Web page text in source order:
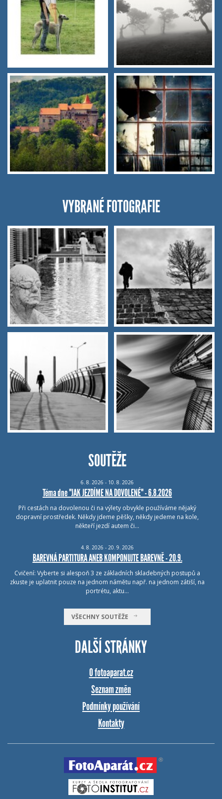
VYBRANÉ FOTOGRAFIE
SOUTĚŽE
6. 8. 2026 - 10. 8. 2026
Téma dne "JAK JEZDÍME NA DOVOLENÉ" - 6.8.2026
Při cestách na dovolenou či na výlety obvykle používáme nějaký
dopravní prostředek. Někdy jdeme pěšky, někdy jedeme na kole,
někteří jezdí autem či…
4. 8. 2026 - 20. 9. 2026
BAREVNÁ PARTITURA ANEB KOMPONUJTE BAREVNĚ - 20.9.
Cvičení: Vyberte si alespoň 3 ze základních skladebných postupů a
zkuste je uplatnit pouze na jednom námětu např. na jednom zátiší, na
portrétu, aktu…
VŠECHNY SOUTĚŽE
DALŠÍ STRÁNKY
O fotoaparat.cz
Seznam změn
Podmínky používání
Kontakty